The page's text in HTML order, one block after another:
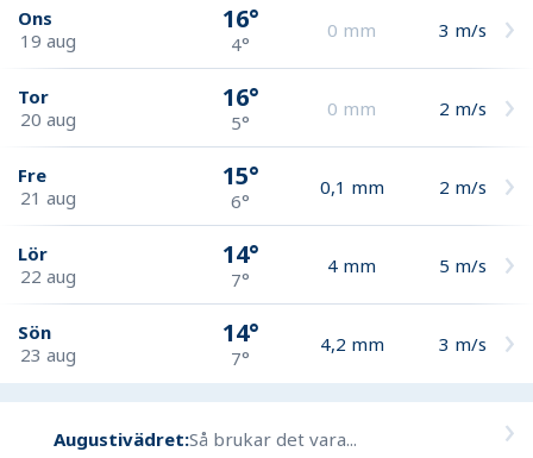
Ons
19 aug
16°
4°
0 mm 3 m/s
Tor
20 aug
16°
5°
0 mm 2 m/s
Fre
21 aug
15°
6°
0,1 mm 2 m/s
Lör
22 aug
14°
7°
4 mm 5 m/s
Sön
23 aug
14°
7°
4,2 mm 3 m/s
Augustivädret:Så brukar det vara...